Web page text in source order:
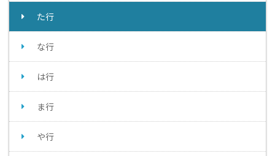
た行
な行
は行
ま行
や行